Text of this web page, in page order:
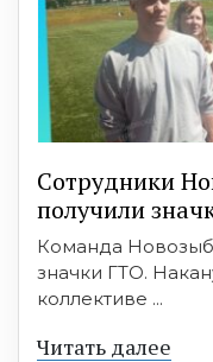
Сотрудники
получили
Команда
значки ГТО.
коллективе ...
Читать далее